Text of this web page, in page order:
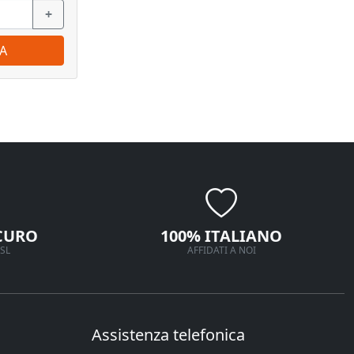
+
100% ITALIANO
AFFIDATI A NOI
Assistenza telefonica